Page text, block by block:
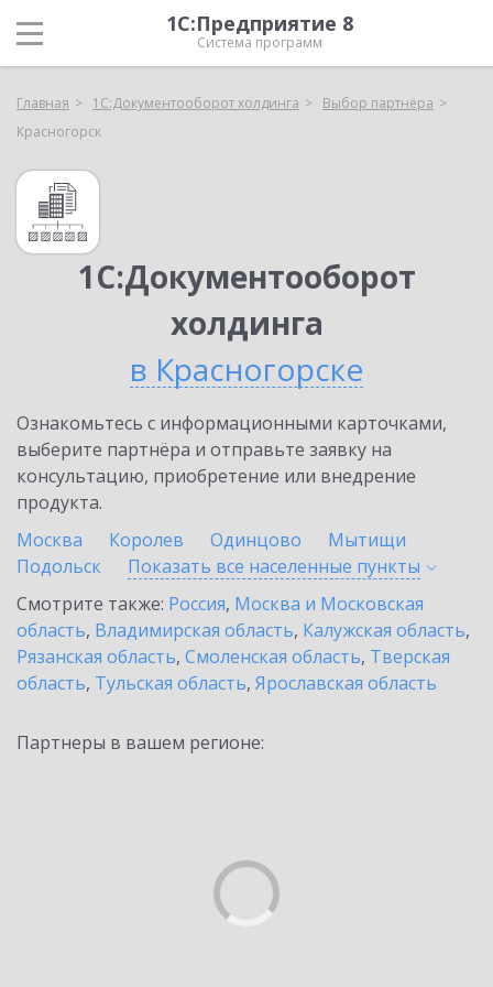
1С:Предприятие 8
Система программ
Главная 1С:Документооборот холдинга
Выбор партнёра
Красногорск
1С:Документооборот
холдинга
в Красногорске
Ознакомьтесь с информационными карточками,
выберите партнёра и отправьте заявку на
консультацию, приобретение или внедрение
продукта.
Москва
Королев Одинцово
Мытищи
Подольск
Показать все населенные пункты
Смотрите также: Россия, Москва и Московская
область, Владимирская область, Калужская область,
Рязанская область, Смоленская область, Тверская
область, Тульская область, Ярославская область
Партнеры в вашем регионе: